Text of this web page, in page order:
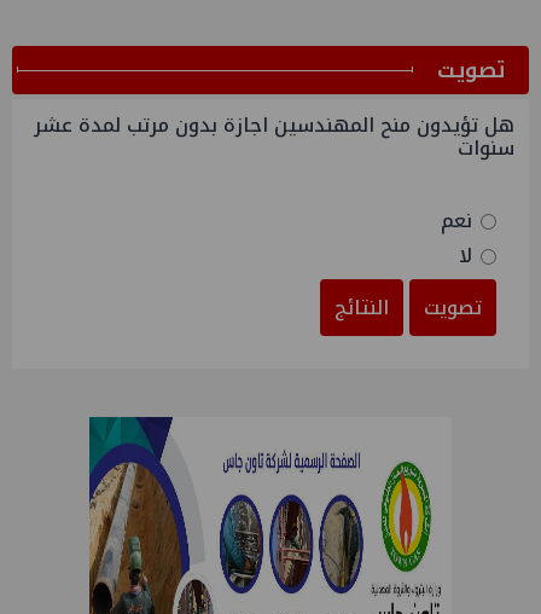
ﺗﺼﻮﻳﺖ
هل تؤيدون منح المهندسين اجازة بدون مرتب لمدة عشر
سنوات
نعم
لا
تصويت
النتائج